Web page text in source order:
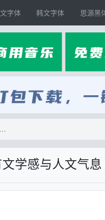
字体 韩文字体 思源黑
【香萃刻宋】模仿了雕刻宋体的外观特点，富有文学感与人文气息
学感与人文气息